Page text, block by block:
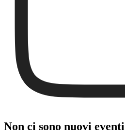
Non ci sono nuovi eventi